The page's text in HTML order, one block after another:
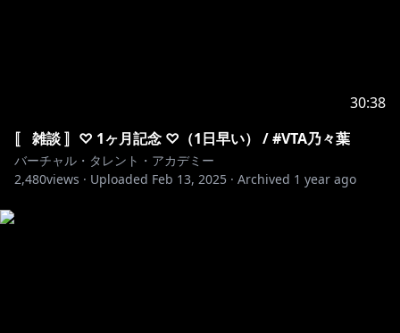
30:38
〚 雑談 〛♡ 1ヶ月記念 ♡（1日早い） / #VTA乃々葉
バーチャル・タレント・アカデミー
2,480views · Uploaded Feb 13, 2025 · Archived 1 year ago